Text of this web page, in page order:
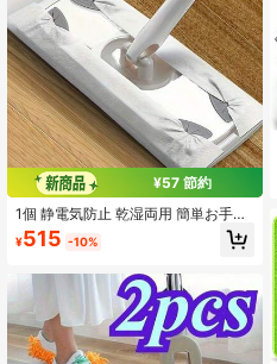
¥57 節約
1個 静電気防止 乾湿両用 簡単お手入
れ ダストモップ、フラットモップ、
マイクロファイバーモップ、ハード
ペットの毛を掃除できます、交換用
モップヘッド付き、取り外し可能な
マイクロファイバーモップヘッド、
日本の鉄製ポール、コンパクトな使
い捨て/再利用可能なモップクロス、
¥515 -10%